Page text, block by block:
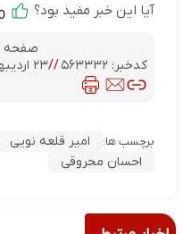
آیا این خبر مفید بود؟
صفحه
کدخبر: ۵۶۳۳۳۲ //۲۳ اردیبهشت ۱۴۰۵
برچسب ها: امیر قلعه نویی
احسان محروقی